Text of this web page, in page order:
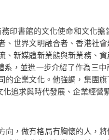
印書館的文化使命和文化擔
、世界文明融合者、香港社
新媒體新業態與新業務、
，並進一步介紹了作為三
企業文化。他強調，集團
追求與時代發展、企業經營
向，做有格局有胸懷的人，